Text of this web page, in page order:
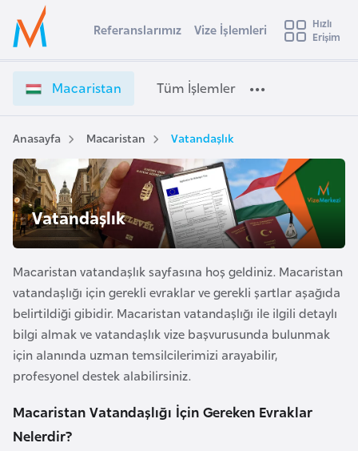
Ülke Seçimi
Başvuru yapmak istediğiniz ülkeyi seçin
Üye
Girişi
a
a
r
s
t
a
n
V
i
z
e
İ
e
m
e
e
i
Referanslarımız Vize İşlemleri
Hızlı
Erişim
Macaristan Tüm İşlemler
Anasayfa Macaristan Vatandaşlık
Vatandaşlık
Macaristan vatandaşlık sayfasına hoş geldiniz. Macaristan
vatandaşlığı için gerekli evraklar ve gerekli şartlar aşağıda
belirtildiği gibidir. Macaristan vatandaşlığı ile ilgili detaylı
bilgi almak ve vatandaşlık vize başvurusunda bulunmak
için alanında uzman temsilcilerimizi arayabilir,
profesyonel destek alabilirsiniz.
Macaristan Vatandaşlığı İçin Gereken Evraklar
Nelerdir?
s
t
r
a
A
v
u
t
u
r
y
a
A
z